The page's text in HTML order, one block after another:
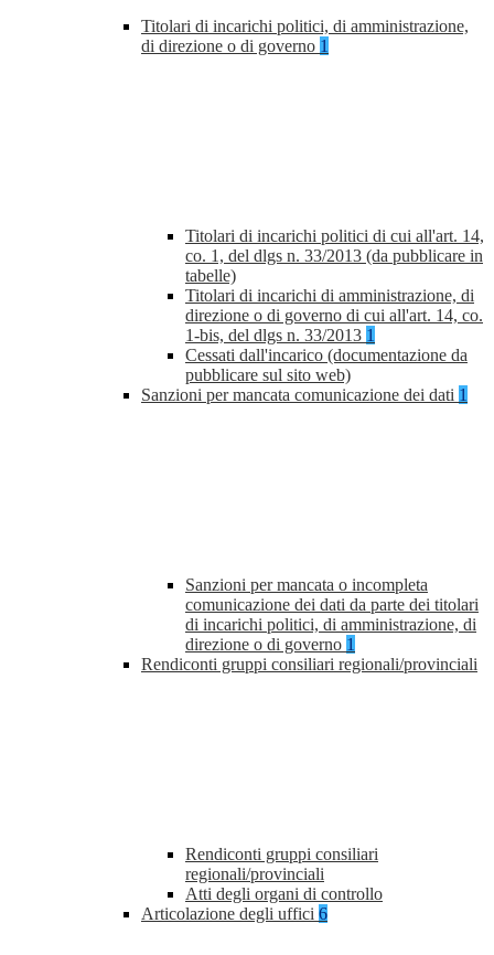
Titolari di incarichi politici, di amministrazione,
di direzione o di governo 1
Titolari di incarichi politici di cui all'art. 14,
co. 1, del dlgs n. 33/2013 (da pubblicare in
tabelle)
Titolari di incarichi di amministrazione, di
direzione o di governo di cui all'art. 14, co.
1-bis, del dlgs n. 33/2013 1
Cessati dall'incarico (documentazione da
pubblicare sul sito web)
Sanzioni per mancata comunicazione dei dati 1
Sanzioni per mancata o incompleta
comunicazione dei dati da parte dei titolari
di incarichi politici, di amministrazione, di
direzione o di governo 1
Rendiconti gruppi consiliari regionali/provinciali
Rendiconti gruppi consiliari
regionali/provinciali
Atti degli organi di controllo
Articolazione degli uffici 6